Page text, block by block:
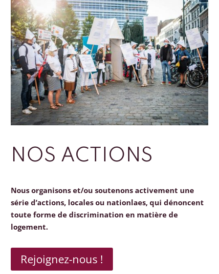
NOS ACTIONS
Nous organisons et/ou soutenons activement une
série d’actions, locales ou nationlaes, qui dénoncent
toute forme de discrimination en matière de
logement.
Rejoignez-nous !